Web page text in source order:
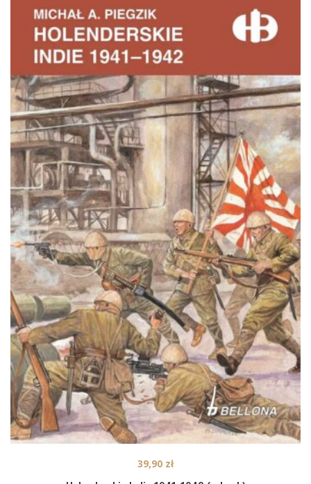
39,90 zł